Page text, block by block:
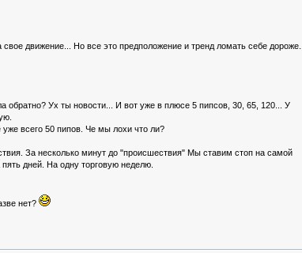
движение... Но все это предположение и тренд ломать себе дороже...
Ух ты новости... И вот уже в плюсе 5 пипсов, 30, 65, 120... У
всего 50 пипов. Че мы лохи что ли?
За несколько минут до "происшествия" Мы ставим стоп на самой
дней. На одну торговую неделю.
нет?